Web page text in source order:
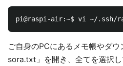
pi@raspi-air:~$
ご自身のPCにあるメモ帳やダ
sora.txt」を開き、全てを選択し